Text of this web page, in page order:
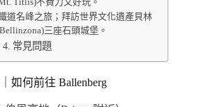
道名峰之旅；拜訪世界文化遺產貝林
三座石頭城堡。
常見問題
如何前往 Ballenberg